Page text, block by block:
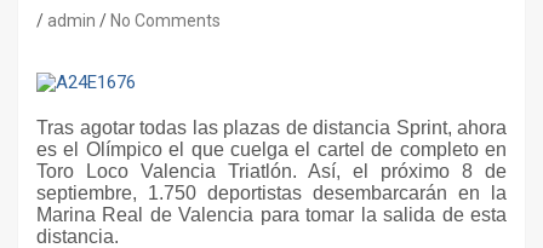
admin No Comments
Tras agotar todas las plazas de distancia Sprint, ahora
es el Olímpico el que cuelga el cartel de completo en
Toro Loco Valencia Triatlón. Así, el próximo 8 de
septiembre, 1.750 deportistas desembarcarán en la
Marina Real de Valencia para tomar la salida de esta
distancia.